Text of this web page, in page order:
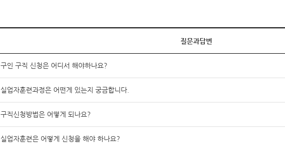
질문과답변
구인 구직 신청은 어디서 해야하나요?
실업자훈련과정은 어떤게 있는지 궁금합니다.
구직신청방법은 어떻게 되나요?
실업자훈련은 어떻게 신청을 해야 하나요?